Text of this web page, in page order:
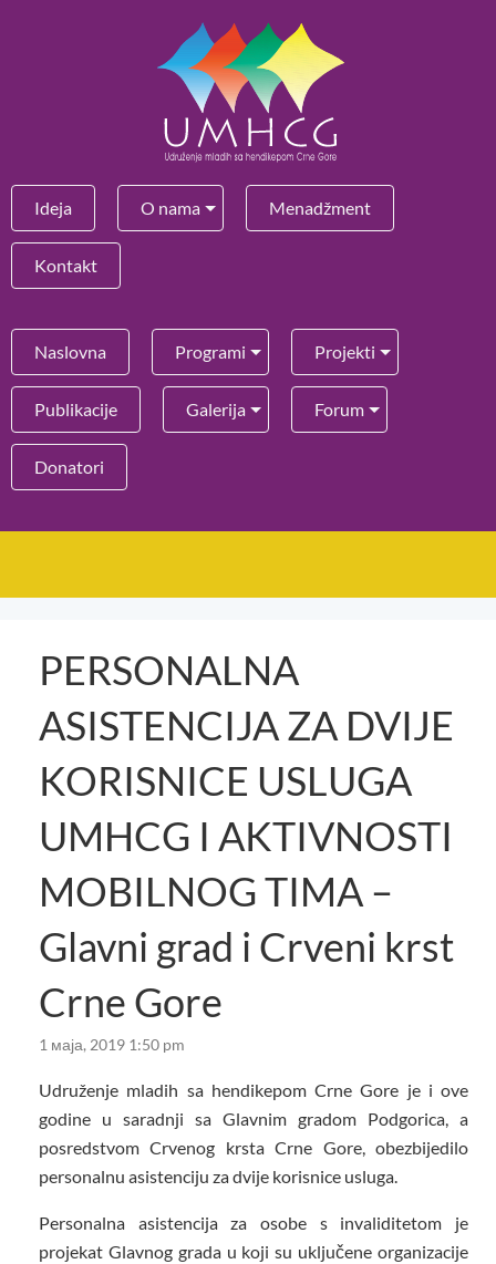
Ideja O nama Menadžment
Kontakt
Naslovna Programi Projekti
Publikacije Galerija Forum
Donatori
PERSONALNA
ASISTENCIJA ZA DVIJE
KORISNICE USLUGA
UMHCG I AKTIVNOSTI
MOBILNOG TIMA –
Glavni grad i Crveni krst
Crne Gore
1 маја, 2019 1:50 pm
Udruženje mladih sa hendikepom Crne Gore je i ove
godine u saradnji sa Glavnim gradom Podgorica, a
posredstvom Crvenog krsta Crne Gore, obezbijedilo
personalnu asistenciju za dvije korisnice usluga.
Personalna asistencija za osobe s invaliditetom je
projekat Glavnog grada u koji su uključene organizacije